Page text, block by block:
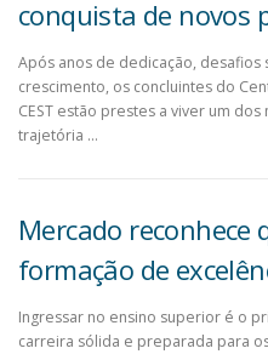
conquista de novos
Após anos de dedicação,
crescimento, os concluintes do
CEST estão prestes a viver um
trajetória …
Mercado reconhece
formação de
Ingressar no ensino superior é o
carreira sólida e preparada para